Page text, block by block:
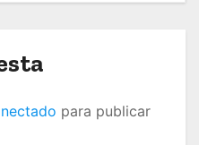
para publicar